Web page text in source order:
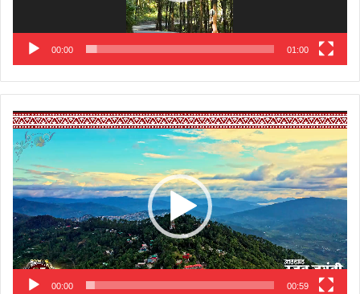
00:00 01:00
Video
Player
00:00 00:59